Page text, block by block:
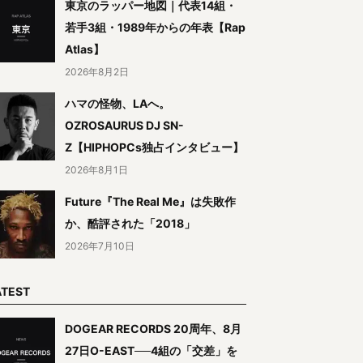
東京のラッパー地図｜代表14組・
若手3組・1989年からの年表【Rap
Atlas】
2026年8月2日
ハマの怪物、LAへ。
OZROSAURUS DJ SN-
Z【HIPHOPCs独占インタビュー】
2026年8月1日
Future『The Real Me』は失敗作
か、酷評された「2018」
2026年7月10日
DOGEAR RECORDS 20周年、8月
27日O-EAST──4組の「交差」を